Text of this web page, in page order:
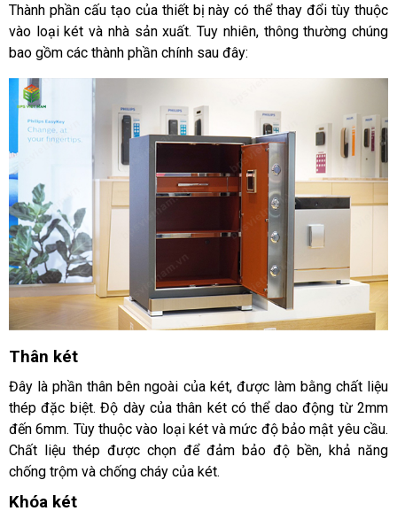
Thành phần cấu tạo của thiết bị này có thể thay đổi tùy thuộc
vào loại két và nhà sản xuất. Tuy nhiên, thông thường chúng
bao gồm các thành phần chính sau đây:
Thân két
Đây là phần thân bên ngoài của két, được làm bằng chất liệu
thép đặc biệt. Độ dày của thân két có thể dao động từ 2mm
đến 6mm. Tùy thuộc vào loại két và mức độ bảo mật yêu cầu.
Chất liệu thép được chọn để đảm bảo độ bền, khả năng
chống trộm và chống cháy của két.
Khóa két